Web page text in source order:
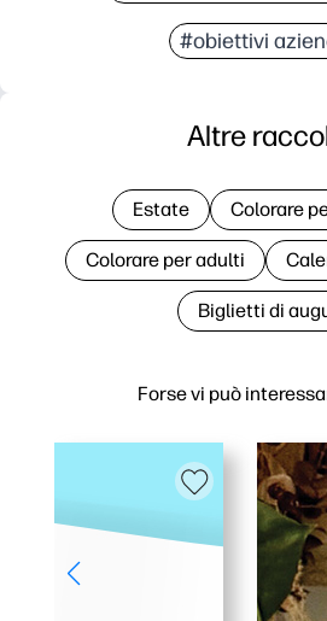
#obiettivi
Forse vi può
Altre
Estate Colorare
Colorare per adulti
Biglietti di